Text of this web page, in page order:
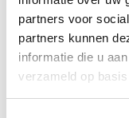
partners voor
partners kunnen
informatie die u
verzameld op